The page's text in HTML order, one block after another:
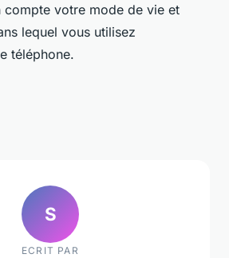
compte votre mode de vie et
lequel vous utilisez
téléphone.
S
ECRIT PAR